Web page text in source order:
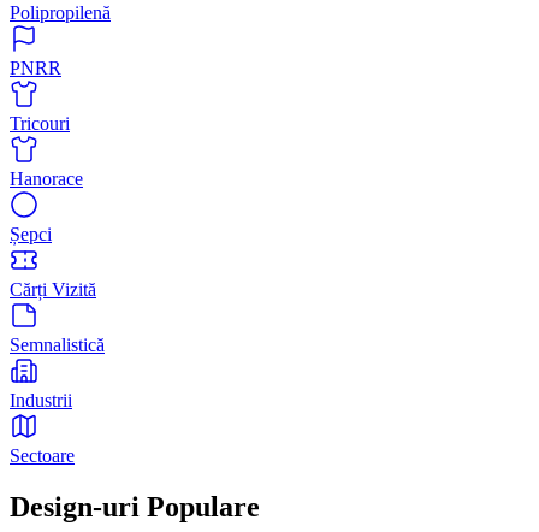
Polipropilenă
PNRR
Tricouri
Hanorace
Șepci
Cărți Vizită
Semnalistică
Industrii
Sectoare
Design-uri Populare